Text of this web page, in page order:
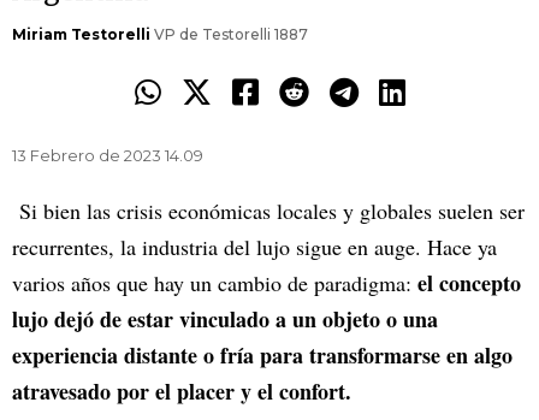
Miriam Testorelli VP de Testorelli 1887
13 Febrero de 2023 14.09
Si bien las crisis económicas locales y globales suelen ser
recurrentes, la industria del lujo sigue en auge. Hace ya
varios años que hay un cambio de paradigma: el concepto
lujo dejó de estar vinculado a un objeto o una
experiencia distante o fría para transformarse en algo
atravesado por el placer y el confort.